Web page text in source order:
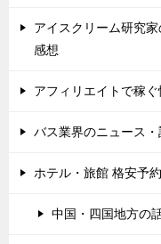
アイスクリーム研究
感想
アフィリエイトで稼
バス業界のニュース・
ホテル・旅館 格安予
中国・四国地方の